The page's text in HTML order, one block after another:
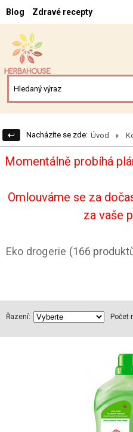
Blog Zdravé recepty
Nacházíte se zde: Úvod
Momentálně probíhá
Omlouváme se za
za vaše
Eko drogerie (166
Řazení: Počet